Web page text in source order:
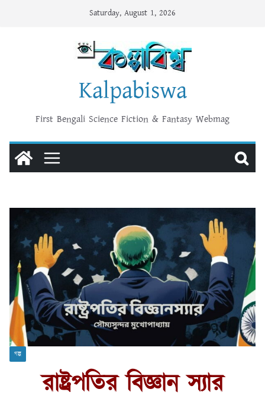
Saturday, August 1, 2026
Kalpabiswa
First Bengali Science Fiction & Fantasy Webmag
গল্প
রাষ্ট্রপতির বিজ্ঞান স্যার